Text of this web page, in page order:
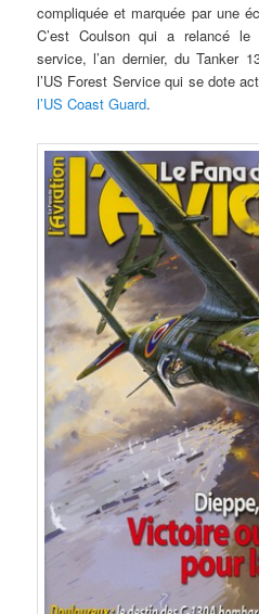
compliquée et marquée par une
C’est Coulson qui a relancé
service, l’an dernier, du Tanker
l’US Forest Service qui se dote
l’US Coast Guard.